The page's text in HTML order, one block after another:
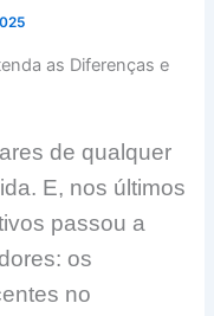
de qualquer
E, nos últimos
passou a
os
no